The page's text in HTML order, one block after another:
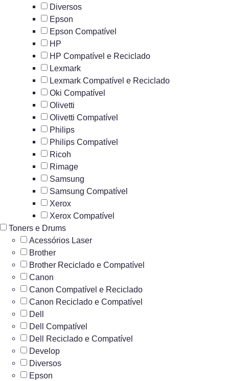
Diversos
Epson
Epson Compatível
HP
HP Compatível e Reciclado
Lexmark
Lexmark Compatível e Reciclado
Oki Compatível
Olivetti
Olivetti Compatível
Philips
Philips Compatível
Ricoh
Rimage
Samsung
Samsung Compatível
Xerox
Xerox Compatível
Toners e Drums
Acessórios Laser
Brother
Brother Reciclado e Compatível
Canon
Canon Compatível e Reciclado
Canon Reciclado e Compatível
Dell
Dell Compatível
Dell Reciclado e Compatível
Develop
Diversos
Epson